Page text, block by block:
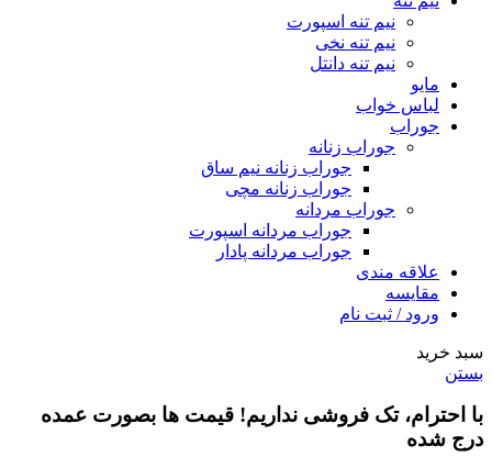
نیم تنه اسپورت
نیم تنه نخی
نیم تنه دانتل
مایو
لباس خواب
جوراب
جوراب زنانه
جوراب زنانه نیم ساق
جوراب زنانه مچی
جوراب مردانه
جوراب مردانه اسپورت
جوراب مردانه پادار
علاقه مندی
مقایسه
ورود / ثبت نام
سبد خرید
بستن
با احترام، تک فروشی نداریم! قیمت ها بصورت عمده
درج شده